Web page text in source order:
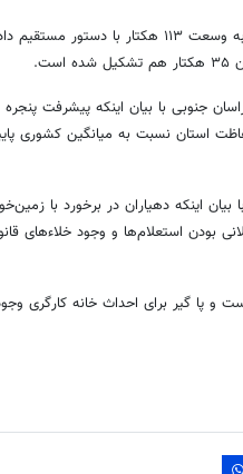
استان نسبت به میانگین کشوری
اینکه دهیاران در برخورد با
بودن استعلام‌ها و وجود خلاء‌های
و پا گیر برای احداث خانه کارگری